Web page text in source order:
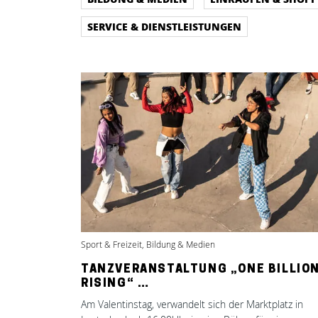
SERVICE & DIENSTLEISTUNGEN
Sport & Freizeit, Bildung & Medien
TANZVERANSTALTUNG „ONE
RISING“ …
Am Valentinstag, verwandelt sich der Marktplatz in